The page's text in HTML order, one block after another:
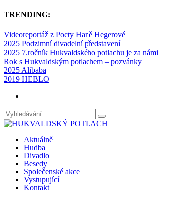
TRENDING:
Videoreportáž z Pocty Haně Hegerové
2025 Podzimní divadelní představení
2025 7.ročník Hukvaldského potlachu je za námi
Rok s Hukvaldským potlachem – pozvánky
2025 Alibaba
2019 HEBLO
Aktuálně
Hudba
Divadlo
Besedy
Společenské akce
Vystupující
Kontakt